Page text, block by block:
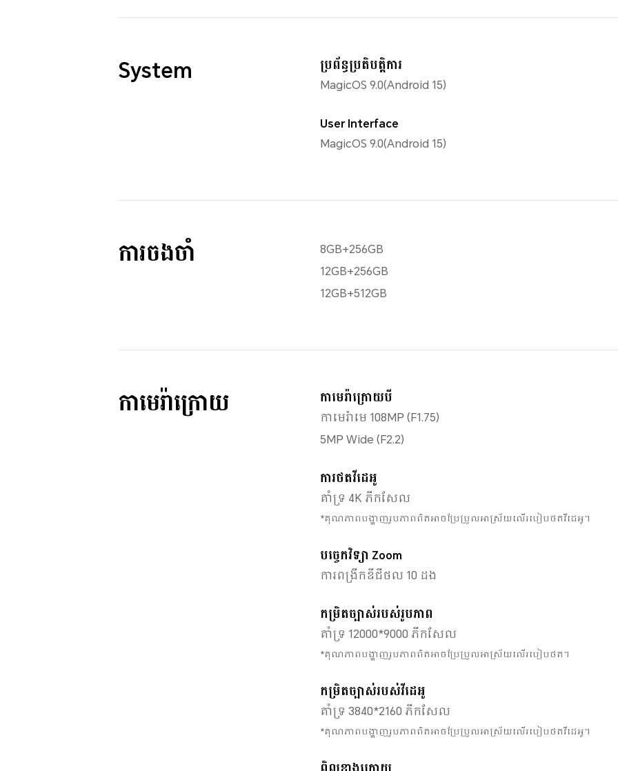
System
ប្រព័ន្ធប្រតិបត្តិការ
MagicOS 9.0(Android 15)
User Interface
MagicOS 9.0(Android 15)
ការចងចាំ
8GB+256GB
12GB+256GB
12GB+512GB
កាមេរ៉ាក្រោយ
កាមេរ៉ាក្រោយបី
កាមេរ៉ាមេ 108MP (F1.75)
5MP Wide (F2.2)
ការថតវីដេអូ
គាំទ្រ 4K ភីកសែល
*គុណភាពបង្ហាញរូបភាពពិតអាចប្រែប្រួលអាស្រ័យលើរបៀបថតវីដេអូ។
បច្ចេកវិទ្យា Zoom
ការពង្រីកឌីជីថល 10 ដង
កម្រិតច្បាស់របស់រូបភាព
គាំទ្រ 12000*9000 ភីកសែល
*គុណភាពបង្ហាញរូបភាពពិតអាចប្រែប្រួលអាស្រ័យលើរបៀបថត។
កម្រិតច្បាស់របស់វីដេអូ
គាំទ្រ 3840*2160 ភីកសែល
*គុណភាពបង្ហាញរូបភាពពិតអាចប្រែប្រួលអាស្រ័យលើរបៀបថតវីដេអូ។